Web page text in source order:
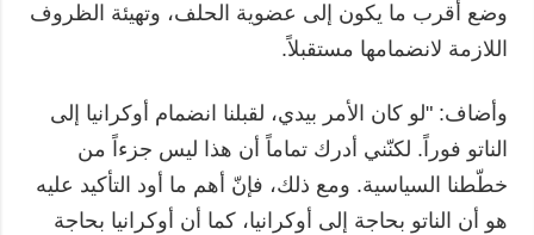
وضع أقرب ما يكون إلى عضوية الحلف، وتهيئة الظروف
اللازمة لانضمامها مستقبلاً.
وأضاف: "لو كان الأمر بيدي، لقبلنا انضمام أوكرانيا إلى
الناتو فوراً. لكنّني أدرك تماماً أن هذا ليس جزءاً من
خطّطنا السياسية. ومع ذلك، فإنّ أهم ما أود التأكيد عليه
هو أن الناتو بحاجة إلى أوكرانيا، كما أن أوكرانيا بحاجة